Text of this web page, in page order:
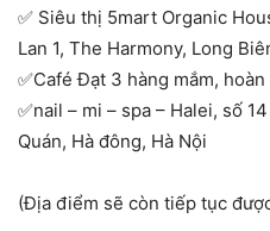
✅ Siêu thị 5mart Organic
Lan 1, The Harmony, Long
✅Café Đạt 3 hàng mắm,
✅nail – mi – spa – Halei, số
Quán, Hà đông, Hà Nội
(Địa điểm sẽ còn tiếp tục